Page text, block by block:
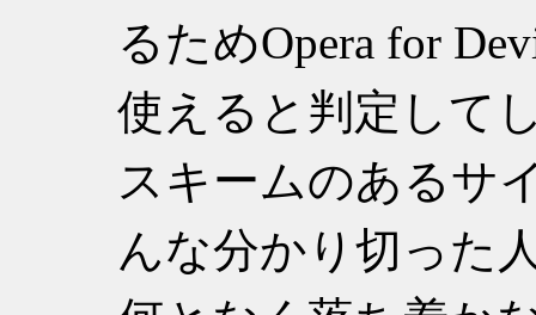
るためOpera for
使えると判定して
スキームのあるサ
んな分かり切った